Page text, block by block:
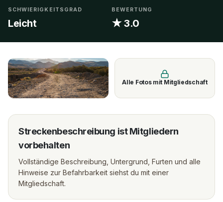
SCHWIERIGKEITSGRAD
Leicht
BEWERTUNG
★ 3.0
Alle Fotos mit Mitgliedschaft
Streckenbeschreibung ist Mitgliedern
vorbehalten
Vollständige Beschreibung, Untergrund, Furten und alle
Hinweise zur Befahrbarkeit siehst du mit einer
Mitgliedschaft.